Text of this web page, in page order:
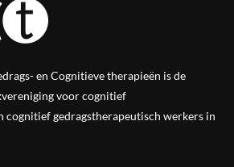
en Cognitieve therapieën is de
verenigingvoor cognitief
cognitief gedragstherapeutisch werkers in